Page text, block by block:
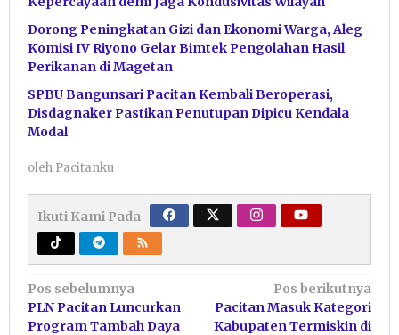
Dorong Peningkatan Gizi dan Ekonomi Warga, Aleg
Komisi IV Riyono Gelar Bimtek Pengolahan Hasil
Perikanan di Magetan
SPBU Bangunsari Pacitan Kembali Beroperasi,
Disdagnaker Pastikan Penutupan Dipicu Kendala
Modal
oleh Pacitanku
Ikuti Kami Pada
Navigasi
pos
Pos sebelumnya
PLN Pacitan Luncurkan
Program Tambah Daya
Pos berikutnya
Pacitan Masuk Kategori
Kabupaten Termiskin di